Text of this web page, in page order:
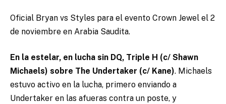
Oficial Bryan vs Styles para el evento Crown Jewel el 2
de noviembre en Arabia Saudita.
En la estelar, en lucha sin DQ, Triple H (c/ Shawn
Michaels) sobre The Undertaker (c/ Kane). Michaels
estuvo activo en la lucha, primero enviando a
Undertaker en las afueras contra un poste, y